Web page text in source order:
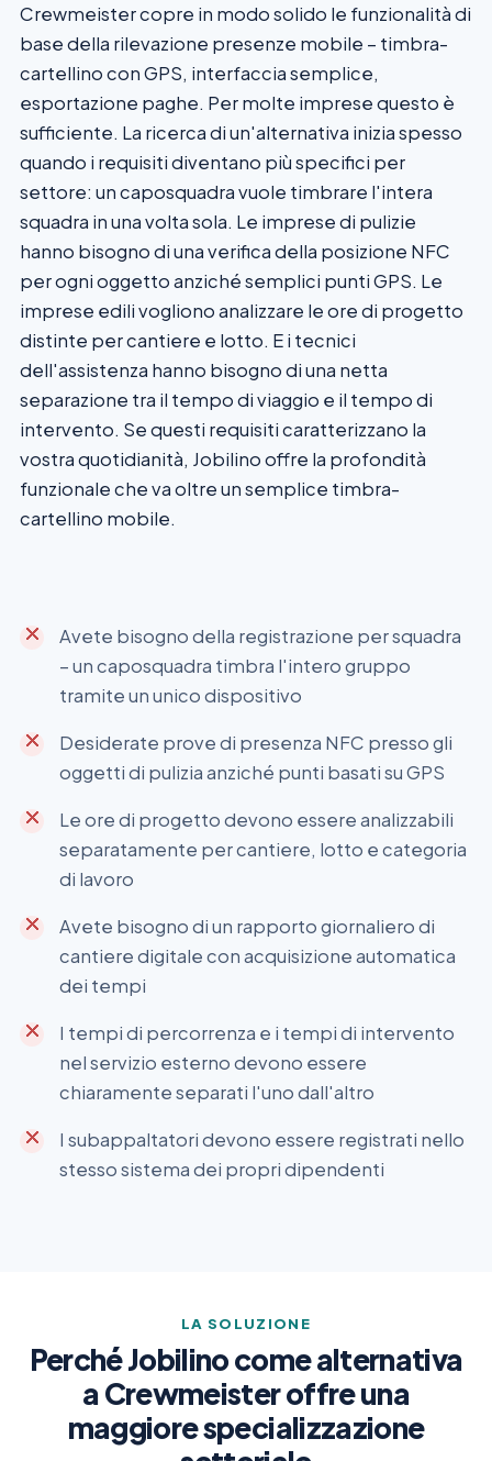
Crewmeister copre in modo solido le funzionalità di
base della rilevazione presenze mobile – timbra-
cartellino con GPS, interfaccia semplice,
esportazione paghe. Per molte imprese questo è
sufficiente. La ricerca di un'alternativa inizia spesso
quando i requisiti diventano più specifici per
settore: un caposquadra vuole timbrare l'intera
squadra in una volta sola. Le imprese di pulizie
hanno bisogno di una verifica della posizione NFC
per ogni oggetto anziché semplici punti GPS. Le
imprese edili vogliono analizzare le ore di progetto
distinte per cantiere e lotto. E i tecnici
dell'assistenza hanno bisogno di una netta
separazione tra il tempo di viaggio e il tempo di
intervento. Se questi requisiti caratterizzano la
vostra quotidianità, Jobilino offre la profondità
funzionale che va oltre un semplice timbra-
cartellino mobile.
Avete bisogno della registrazione per squadra
– un caposquadra timbra l'intero gruppo
tramite un unico dispositivo
Desiderate prove di presenza NFC presso gli
oggetti di pulizia anziché punti basati su GPS
Le ore di progetto devono essere analizzabili
separatamente per cantiere, lotto e categoria
di lavoro
Avete bisogno di un rapporto giornaliero di
cantiere digitale con acquisizione automatica
dei tempi
I tempi di percorrenza e i tempi di intervento
nel servizio esterno devono essere
chiaramente separati l'uno dall'altro
I subappaltatori devono essere registrati nello
stesso sistema dei propri dipendenti
LA SOLUZIONE
Perché Jobilino come alternativa
a Crewmeister offre una
maggiore specializzazione